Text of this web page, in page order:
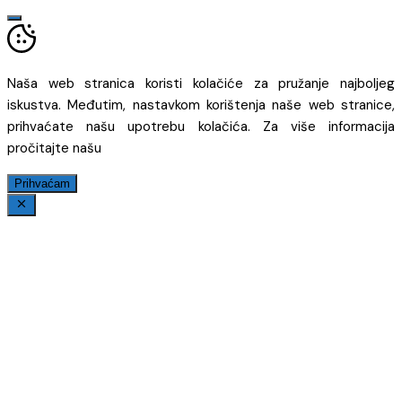
Naša web stranica koristi kolačiće za pružanje najboljeg
iskustva. Međutim, nastavkom korištenja naše web stranice,
prihvaćate našu upotrebu kolačića. Za više informacija
pročitajte našu
Prihvaćam